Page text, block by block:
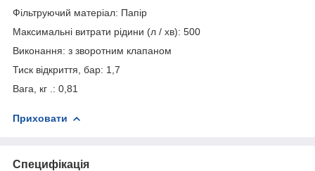
Фільтруючий матеріал: Папір
Максимальні витрати рідини (л / хв): 500
Виконання: з зворотним клапаном
Тиск відкриття, бар: 1,7
Вага, кг .: 0,81
Приховати
Специфікація